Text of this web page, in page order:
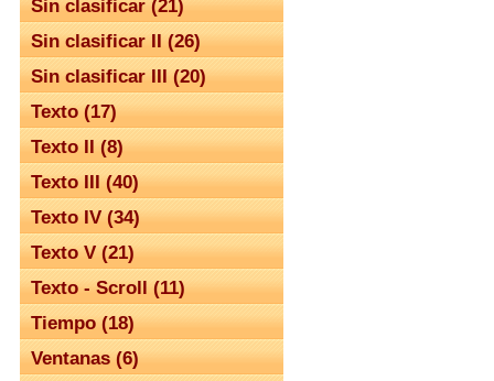
Sin clasificar (21)
Sin clasificar II (26)
Sin clasificar III (20)
Texto (17)
Texto II (8)
Texto III (40)
Texto IV (34)
Texto V (21)
Texto - Scroll (11)
Tiempo (18)
Ventanas (6)